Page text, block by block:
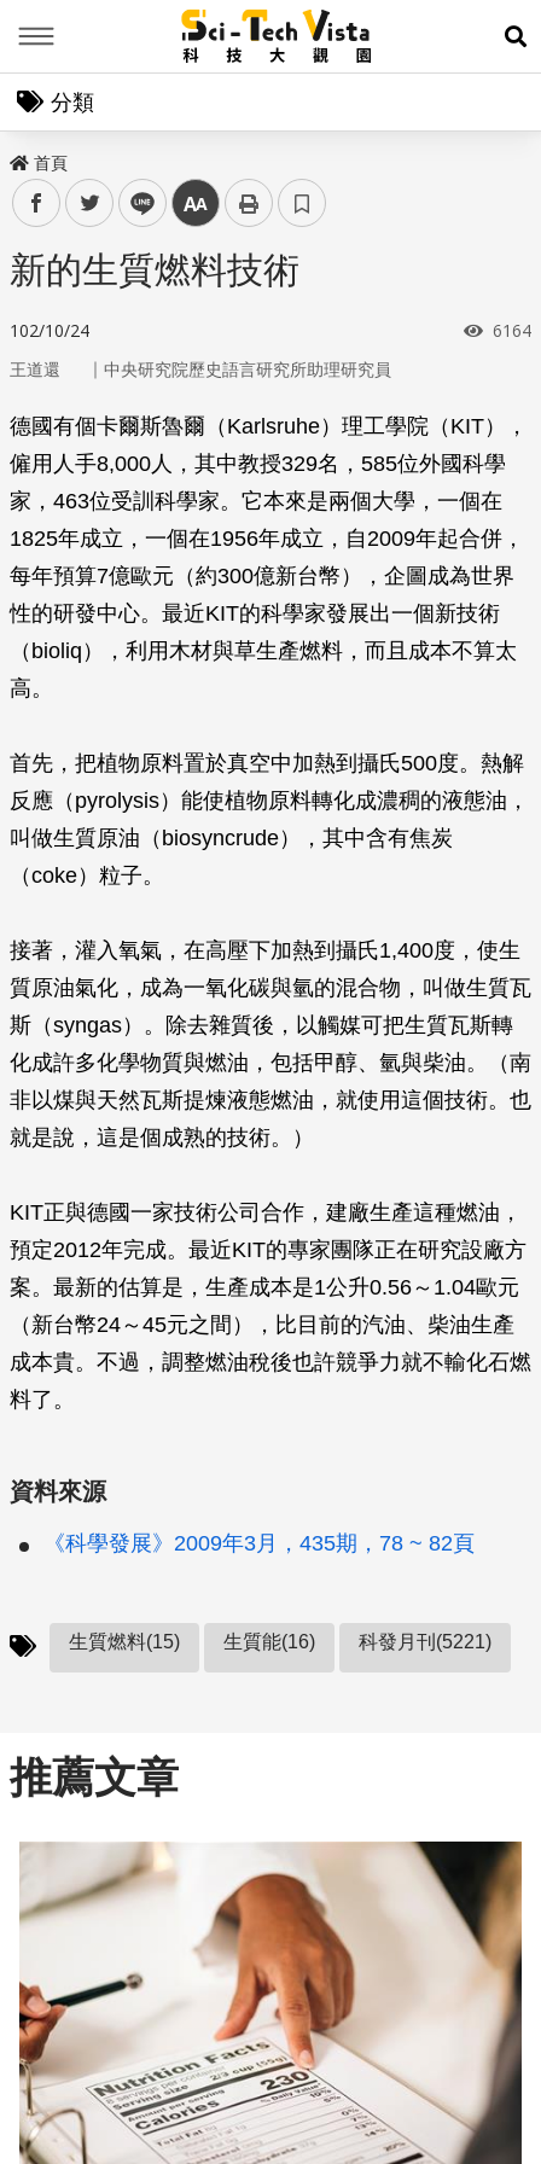
展
分類
首頁
facebooktwitter line 中
新的生質燃料技術
102/10/24 瀏覽
6164
王道還 ｜ 中央研究院歷史語言研究所助理研究員
德國有個卡爾斯魯爾（Karlsruhe）理工學院（KIT），
僱用人手8,000人，其中教授329名，585位外國科學
家，463位受訓科學家。它本來是兩個大學，一個在
1825年成立，一個在1956年成立，自2009年起合併，
每年預算7億歐元（約300億新台幣），企圖成為世界
性的研發中心。最近KIT的科學家發展出一個新技術
（bioliq），利用木材與草生產燃料，而且成本不算太
高。
首先，把植物原料置於真空中加熱到攝氏500度。熱解
反應（pyrolysis）能使植物原料轉化成濃稠的液態油，
叫做生質原油（biosyncrude），其中含有焦炭
（coke）粒子。
接著，灌入氧氣，在高壓下加熱到攝氏1,400度，使生
質原油氣化，成為一氧化碳與氫的混合物，叫做生質瓦
斯（syngas）。除去雜質後，以觸媒可把生質瓦斯轉
化成許多化學物質與燃油，包括甲醇、氫與柴油。（南
非以煤與天然瓦斯提煉液態燃油，就使用這個技術。也
就是說，這是個成熟的技術。）
KIT正與德國一家技術公司合作，建廠生產這種燃油，
預定2012年完成。最近KIT的專家團隊正在研究設廠方
案。最新的估算是，生產成本是1公升0.56～1.04歐元
（新台幣24～45元之間），比目前的汽油、柴油生產
成本貴。不過，調整燃油稅後也許競爭力就不輸化石燃
料了。
資料來源
《科學發展》2009年3月，435期，78 ~ 82頁
生質燃料(15) 生質能(16) 科發月刊(5221)
推薦文章